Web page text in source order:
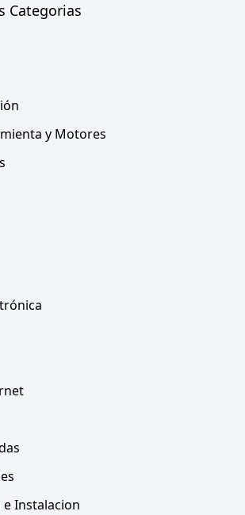
Categorias
y Motores
e Instalacion